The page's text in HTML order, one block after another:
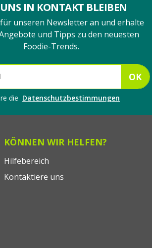
UNS IN KONTAKT BLEIBEN
unseren Newsletter an und erhalte
und Tipps zu den neuesten
Foodie-Trends.
OK
die Datenschutzbestimmungen
KÖNNEN WIR HELFEN?
Hilfebereich
Kontaktiere uns